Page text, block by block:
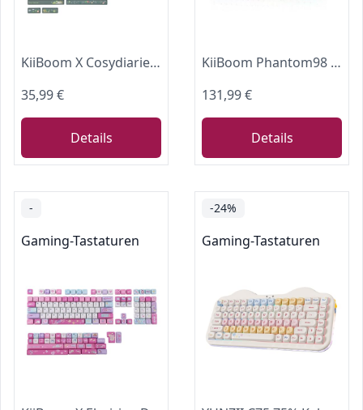
KiiBoom X Cosydiaries Rainy Froggy Day Keycap Set, 143 Tasten MOA Profil Tastenkappen, PBT Custom Keycaps für mechanische Tastatur, Kompatibel mit ANSI/ISO, 60%, 65%, 75%, TKL, Full-Sized Layout
35,99 €
Details
KiiBoom Phantom98 Lite 96% Kabellose Mechanische Gaming-Tastatur, VIA-Programmierbar, Cremefarbene Tastatur mit Dichtung, 8000-mAh-Akku, Hot-Swap, RGB, NKRO für Win/Mac (Klar, Mochi Schalter)
131,99 €
Details
-
Gaming-Tastaturen
-24%
Gaming-Tastaturen